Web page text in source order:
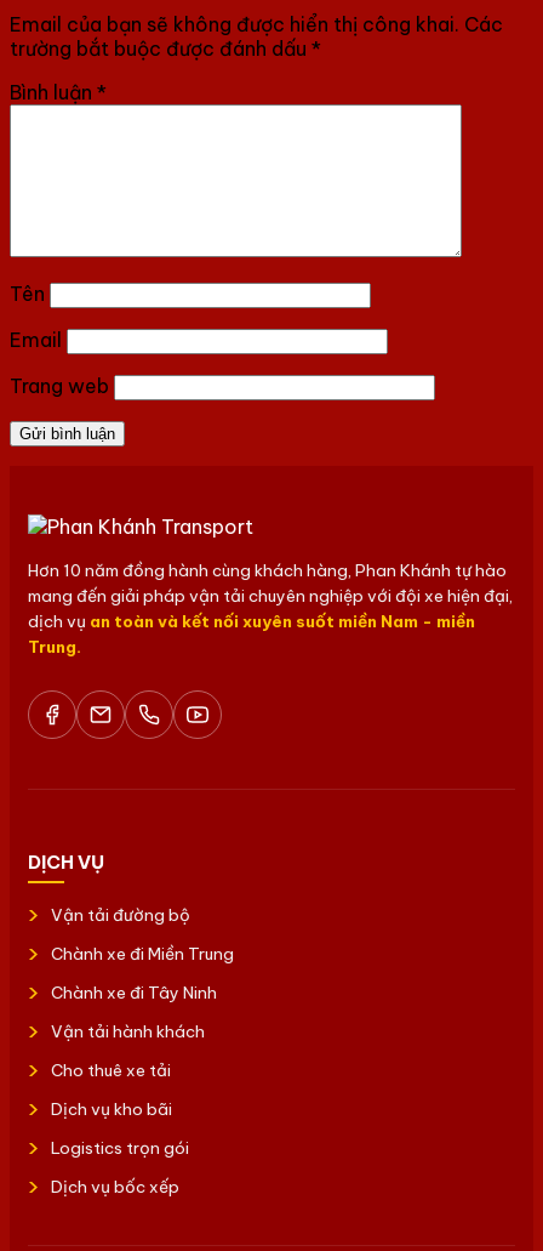
Email của bạn sẽ không được hiển thị công khai. Các
trường bắt buộc được đánh dấu *
Bình luận *
Tên
Email
Trang web
Hơn 10 năm đồng hành cùng khách hàng, Phan Khánh tự hào
mang đến giải pháp vận tải chuyên nghiệp với đội xe hiện đại,
dịch vụ an toàn và kết nối xuyên suốt miền Nam - miền
Trung.
DỊCH VỤ
Vận tải đường bộ
Chành xe đi Miền Trung
Chành xe đi Tây Ninh
Vận tải hành khách
Cho thuê xe tải
Dịch vụ kho bãi
Logistics trọn gói
Dịch vụ bốc xếp